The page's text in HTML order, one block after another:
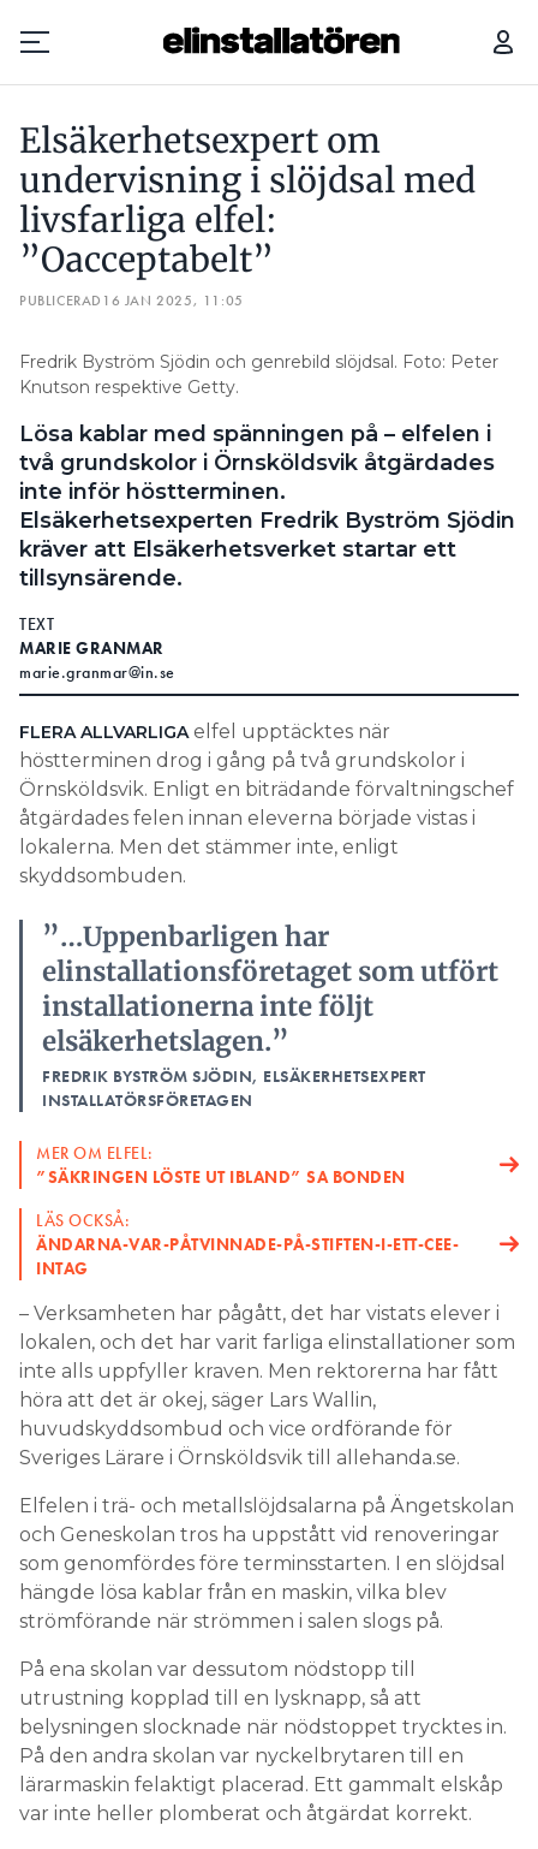
Prenumerera
Hantera prenumeration
Lediga jobb
Läs E-tidningen
Om tidningen
Kontakt
Personuppgifter
Search for:
SEARCH
Elsäkerhetsexpert om
undervisning i slöjdsal med
livsfarliga elfel:
”Oacceptabelt”
PUBLICERAD 16 JAN 2025, 11:05
Fredrik Byström Sjödin och genrebild slöjdsal. Foto: Peter
Knutson respektive Getty.
Lösa kablar med spänningen på – elfelen i
två grundskolor i Örnsköldsvik åtgärdades
inte inför höstterminen.
Elsäkerhetsexperten Fredrik Byström Sjödin
kräver att Elsäkerhetsverket startar ett
tillsynsärende.
TEXT
MARIE GRANMAR
marie.granmar@in.se
FLERA ALLVARLIGAelfel upptäcktes när
höstterminen drog i gång på två grundskolor i
Örnsköldsvik. Enligt en biträdande förvaltningschef
åtgärdades felen innan eleverna började vistas i
lokalerna. Men det stämmer inte, enligt
skyddsombuden.
”…Uppenbarligen har
elinstallationsföretaget som utfört
installationerna inte följt
elsäkerhetslagen.”
FREDRIK BYSTRÖM SJÖDIN, ELSÄKERHETSEXPERT
INSTALLATÖRSFÖRETAGEN
MER OM ELFEL:
”SÄKRINGEN LÖSTE UT IBLAND” SA BONDEN
LÄS OCKSÅ:
ÄNDARNA-VAR-PÅTVINNADE-PÅ-STIFTEN-I-ETT-CEE-
INTAG
– Verksamheten har pågått, det har vistats elever i
lokalen, och det har varit farliga elinstallationer som
inte alls uppfyller kraven. Men rektorerna har fått
höra att det är okej, säger Lars Wallin,
huvudskyddsombud och vice ordförande för
Sveriges Lärare i Örnsköldsvik till allehanda.se.
Elfelen i trä- och metallslöjdsalarna på Ängetskolan
och Geneskolan tros ha uppstått vid renoveringar
som genomfördes före terminsstarten. I en slöjdsal
hängde lösa kablar från en maskin, vilka blev
strömförande när strömmen i salen slogs på.
På ena skolan var dessutom nödstopp till
utrustning kopplad till en lysknapp, så att
belysningen slocknade när nödstoppet trycktes in.
På den andra skolan var nyckelbrytaren till en
lärarmaskin felaktigt placerad. Ett gammalt elskåp
var inte heller plomberat och åtgärdat korrekt.